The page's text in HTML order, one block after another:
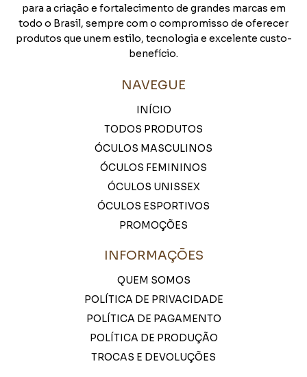
para a criação e fortalecimento de grandes marcas em
todo o Brasil, sempre com o compromisso de oferecer
produtos que unem estilo, tecnologia e excelente custo-
benefício.
NAVEGUE
INÍCIO
TODOS PRODUTOS
ÓCULOS MASCULINOS
ÓCULOS FEMININOS
ÓCULOS UNISSEX
ÓCULOS ESPORTIVOS
PROMOÇÕES
INFORMAÇÕES
QUEM SOMOS
POLÍTICA DE PRIVACIDADE
POLÍTICA DE PAGAMENTO
POLÍTICA DE PRODUÇÃO
TROCAS E DEVOLUÇÕES